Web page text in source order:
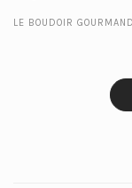
LE BOUDOIR GOURMAND